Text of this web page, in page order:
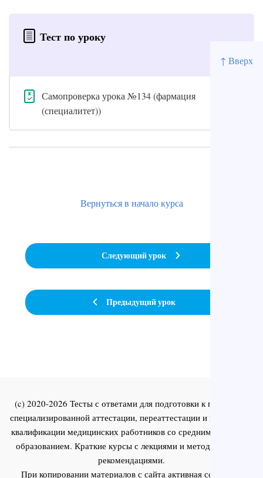
↑ Вверх
Тест по уроку
Самопроверка урока №134 (фармация
(специалитет))
Предыдущий урок
Вернуться в начало курса
Следующий урок
(c) 2020-2026 Тесты с ответами для подготовки к первичной
специализированной аттестации, переаттестации и повышения
квалификации медицинских работников со средним и высшим
образованием. Краткие курсы с лекциями и методическими
рекомендациями.
При копировании материалов с сайта активная ссылка на